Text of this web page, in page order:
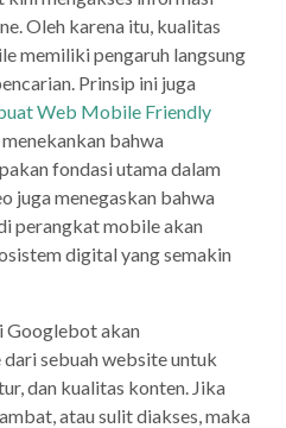
Oleh karena itu, kualitas
memiliki pengaruh langsung
Prinsip ini juga
Web Mobile Friendly
bahwa
fondasi utama dalam
juga menegaskan bahwa
perangkat mobile akan
digital yang semakin
akan
sebuah website untuk
dan kualitas konten. Jika
atau sulit diakses, maka